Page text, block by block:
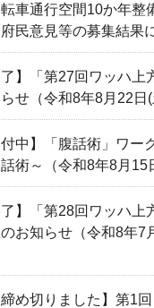
車通行空間10か年整
民意見等の募集結果
了】「第27回ワッハ上
せ（令和8年8月22日(
付中】「腹話術」ワー
術～（令和8年8月15
了】「第28回ワッハ上
お知らせ（令和8年7
締め切りました】第1